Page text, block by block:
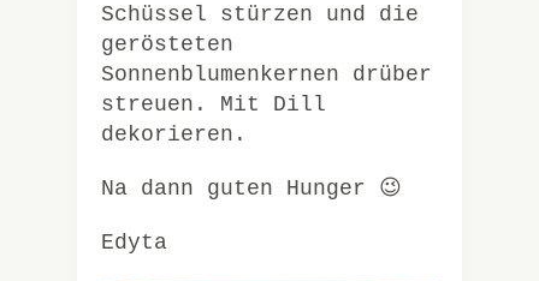
Schüssel stürzen und die
gerösteten
Sonnenblumenkernen drüber
streuen. Mit Dill
dekorieren.
Na dann guten Hunger 😉
Edyta